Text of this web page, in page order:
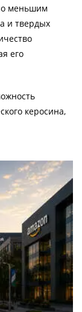
меньшим
и твердых
его
керосина,